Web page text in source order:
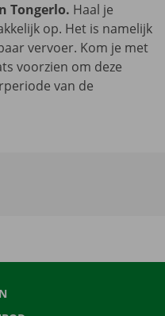
Tongerlo. Haal je
op. Het is namelijk
vervoer. Kom je met
voorzien om deze
van de